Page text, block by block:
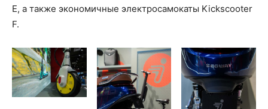
E, а также экономичные электросамокаты Kickscooter
F.